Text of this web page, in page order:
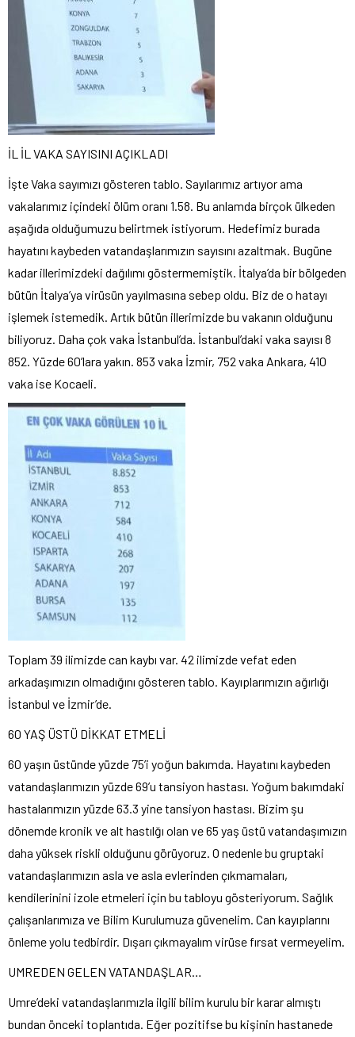
İL İL VAKA SAYISINI AÇIKLADI
İşte Vaka sayımızı gösteren tablo. Sayılarımız artıyor ama
vakalarımız içindeki ölüm oranı 1.58. Bu anlamda birçok ülkeden
aşağıda olduğumuzu belirtmek istiyorum. Hedefimiz burada
hayatını kaybeden vatandaşlarımızın sayısını azaltmak. Bugüne
kadar illerimizdeki dağılımı göstermemiştik. İtalya’da bir bölgeden
bütün İtalya’ya virüsün yayılmasına sebep oldu. Biz de o hatayı
işlemek istemedik. Artık bütün illerimizde bu vakanın olduğunu
biliyoruz. Daha çok vaka İstanbul’da. İstanbul’daki vaka sayısı 8
852. Yüzde 60’lara yakın. 853 vaka İzmir, 752 vaka Ankara, 410
vaka ise Kocaeli.
Toplam 39 ilimizde can kaybı var. 42 ilimizde vefat eden
arkadaşımızın olmadığını gösteren tablo. Kayıplarımızın ağırlığı
İstanbul ve İzmir’de.
60 YAŞ ÜSTÜ DİKKAT ETMELİ
60 yaşın üstünde yüzde 75’i yoğun bakımda. Hayatını kaybeden
vatandaşlarımızın yüzde 69’u tansiyon hastası. Yoğum bakımdaki
hastalarımızın yüzde 63.3 yine tansiyon hastası. Bizim şu
dönemde kronik ve alt hastılğı olan ve 65 yaş üstü vatandaşımızın
daha yüksek riskli olduğunu görüyoruz. O nedenle bu gruptaki
vatandaşlarımızın asla ve asla evlerinden çıkmamaları,
kendilerinini izole etmeleri için bu tabloyu gösteriyorum. Sağlık
çalışanlarımıza ve Bilim Kurulumuza güvenelim. Can kayıplarını
önleme yolu tedbirdir. Dışarı çıkmayalım virüse fırsat vermeyelim.
UMREDEN GELEN VATANDAŞLAR…
Umre’deki vatandaşlarımızla ilgili bilim kurulu bir karar almıştı
bundan önceki toplantıda. Eğer pozitifse bu kişinin hastanede